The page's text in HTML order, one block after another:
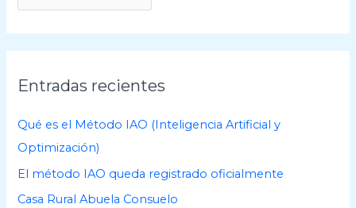
r
c
h
i
o
s
Entradas recientes
Qué es el Método IAO (Inteligencia Artificial y
Optimización)
El método IAO queda registrado oficialmente
Casa Rural Abuela Consuelo